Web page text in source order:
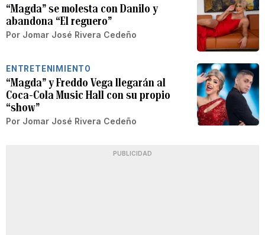
“Magda” se molesta con Danilo y
abandona “El reguero”
Por Jomar José Rivera Cedeño
ENTRETENIMIENTO
“Magda” y Freddo Vega llegarán al
Coca-Cola Music Hall con su propio
“show”
Por Jomar José Rivera Cedeño
PUBLICIDAD